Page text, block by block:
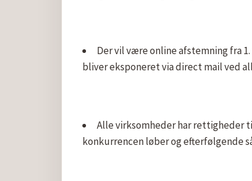
Der vil være online afstemning fra
bliver eksponeret via direct mail ved
Alle virksomheder har rettigheder
konkurrencen løber og efterfølgende